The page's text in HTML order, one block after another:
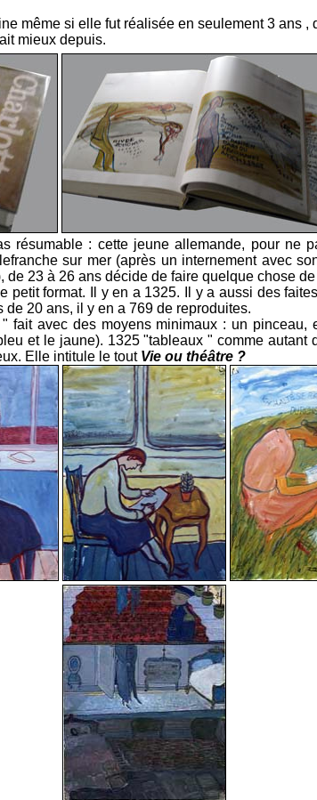
même si elle fut réalisée en seulement 3 ans ,
mieux depuis.
résumable : cette jeune allemande, pour ne
sur mer (après un internement avec
de 23 à 26 ans décide de faire quelque chose
petit format. Il y en a 1325. Il y a aussi des
de 20 ans, il y en a 769 de reproduites.
fait avec des moyens minimaux : un pinceau,
et le jaune). 1325 "tableaux " comme autant
Elle intitule le tout Vie ou théâtre ?